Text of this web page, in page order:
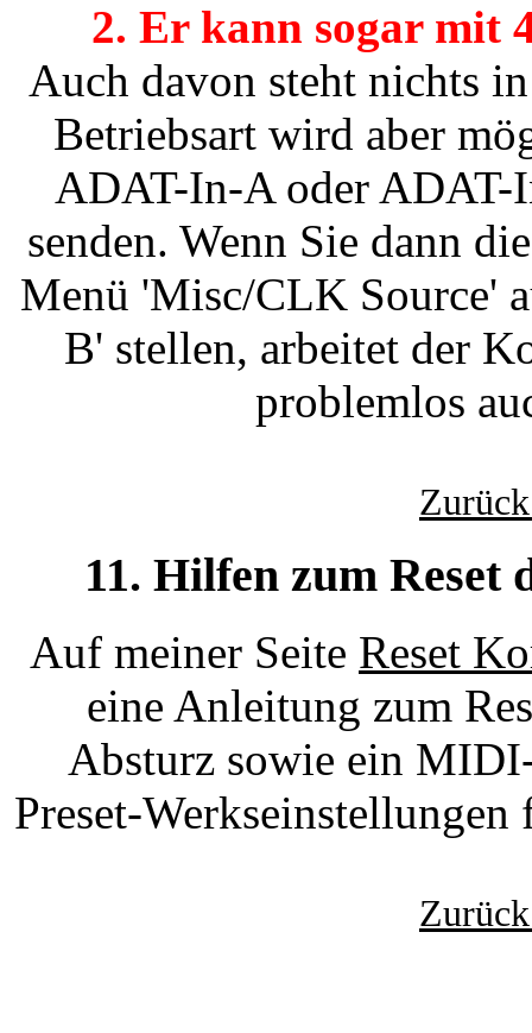
2. Er kann sogar mit
Auch davon steht nichts
Betriebsart wird aber
ADAT-In-A oder
senden. Wenn Sie dann
Menü 'Misc/CLK Source'
B' stellen, arbeitet der
problemlos
11. Hilfen zum Reset
Auf meiner Seite Reset
eine Anleitung zum
Absturz sowie ein
Preset-